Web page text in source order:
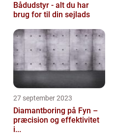
Bådudstyr - alt du har
brug for til din sejlads
27 september 2023
Diamantboring på Fyn –
præcision og effektivitet
i...